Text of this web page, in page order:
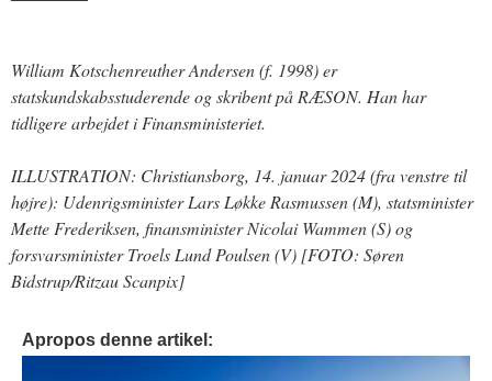
William Kotschenreuther Andersen (f. 1998) er
statskundskabsstuderende og skribent på RÆSON. Han har
tidligere arbejdet i Finansministeriet.
ILLUSTRATION: Christiansborg, 14. januar 2024 (fra venstre til
højre): Udenrigsminister Lars Løkke Rasmussen (M), statsminister
Mette Frederiksen, finansminister Nicolai Wammen (S) og
forsvarsminister Troels Lund Poulsen (V) [FOTO: Søren
Bidstrup/Ritzau Scanpix]
Apropos denne artikel: